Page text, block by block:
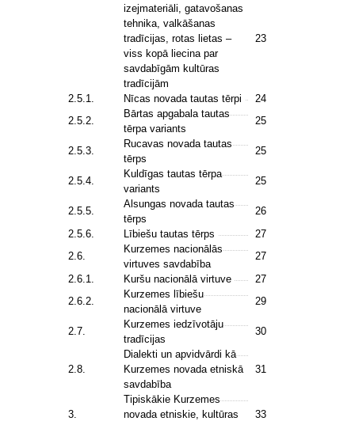
izejmateriāli, gatavošanas
tehnika, valkāšanas
tradīcijas, rotas lietas –
viss kopā liecina par
savdabīgām kultūras
tradīcijām
23
2.5.1. Nīcas novada tautas tērpi
24
2.5.2.
Bārtas apgabala tautas
tērpa variants
25
2.5.3.
Rucavas novada tautas
tērps
25
2.5.4.
Kuldīgas tautas tērpa
variants
25
2.5.5.
Alsungas novada tautas
tērps
26
2.5.6.
Lībiešu tautas tērps
27
2.6.
Kurzemes nacionālās
virtuves savdabība
27
2.6.1.
Kuršu nacionālā virtuve
27
2.6.2.
Kurzemes lībiešu
nacionālā virtuve
29
2.7.
Kurzemes iedzīvotāju
tradīcijas
30
2.8.
Dialekti un apvidvārdi kā
Kurzemes novada etniskā
savdabība
31
3.
Tipiskākie Kurzemes
novada etniskie, kultūras
33